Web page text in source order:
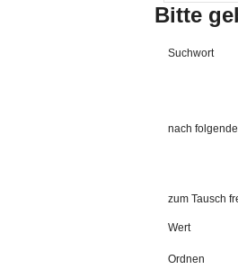
Bitte
Suchwort
nach
zum Tausch
Wert
Ordnen